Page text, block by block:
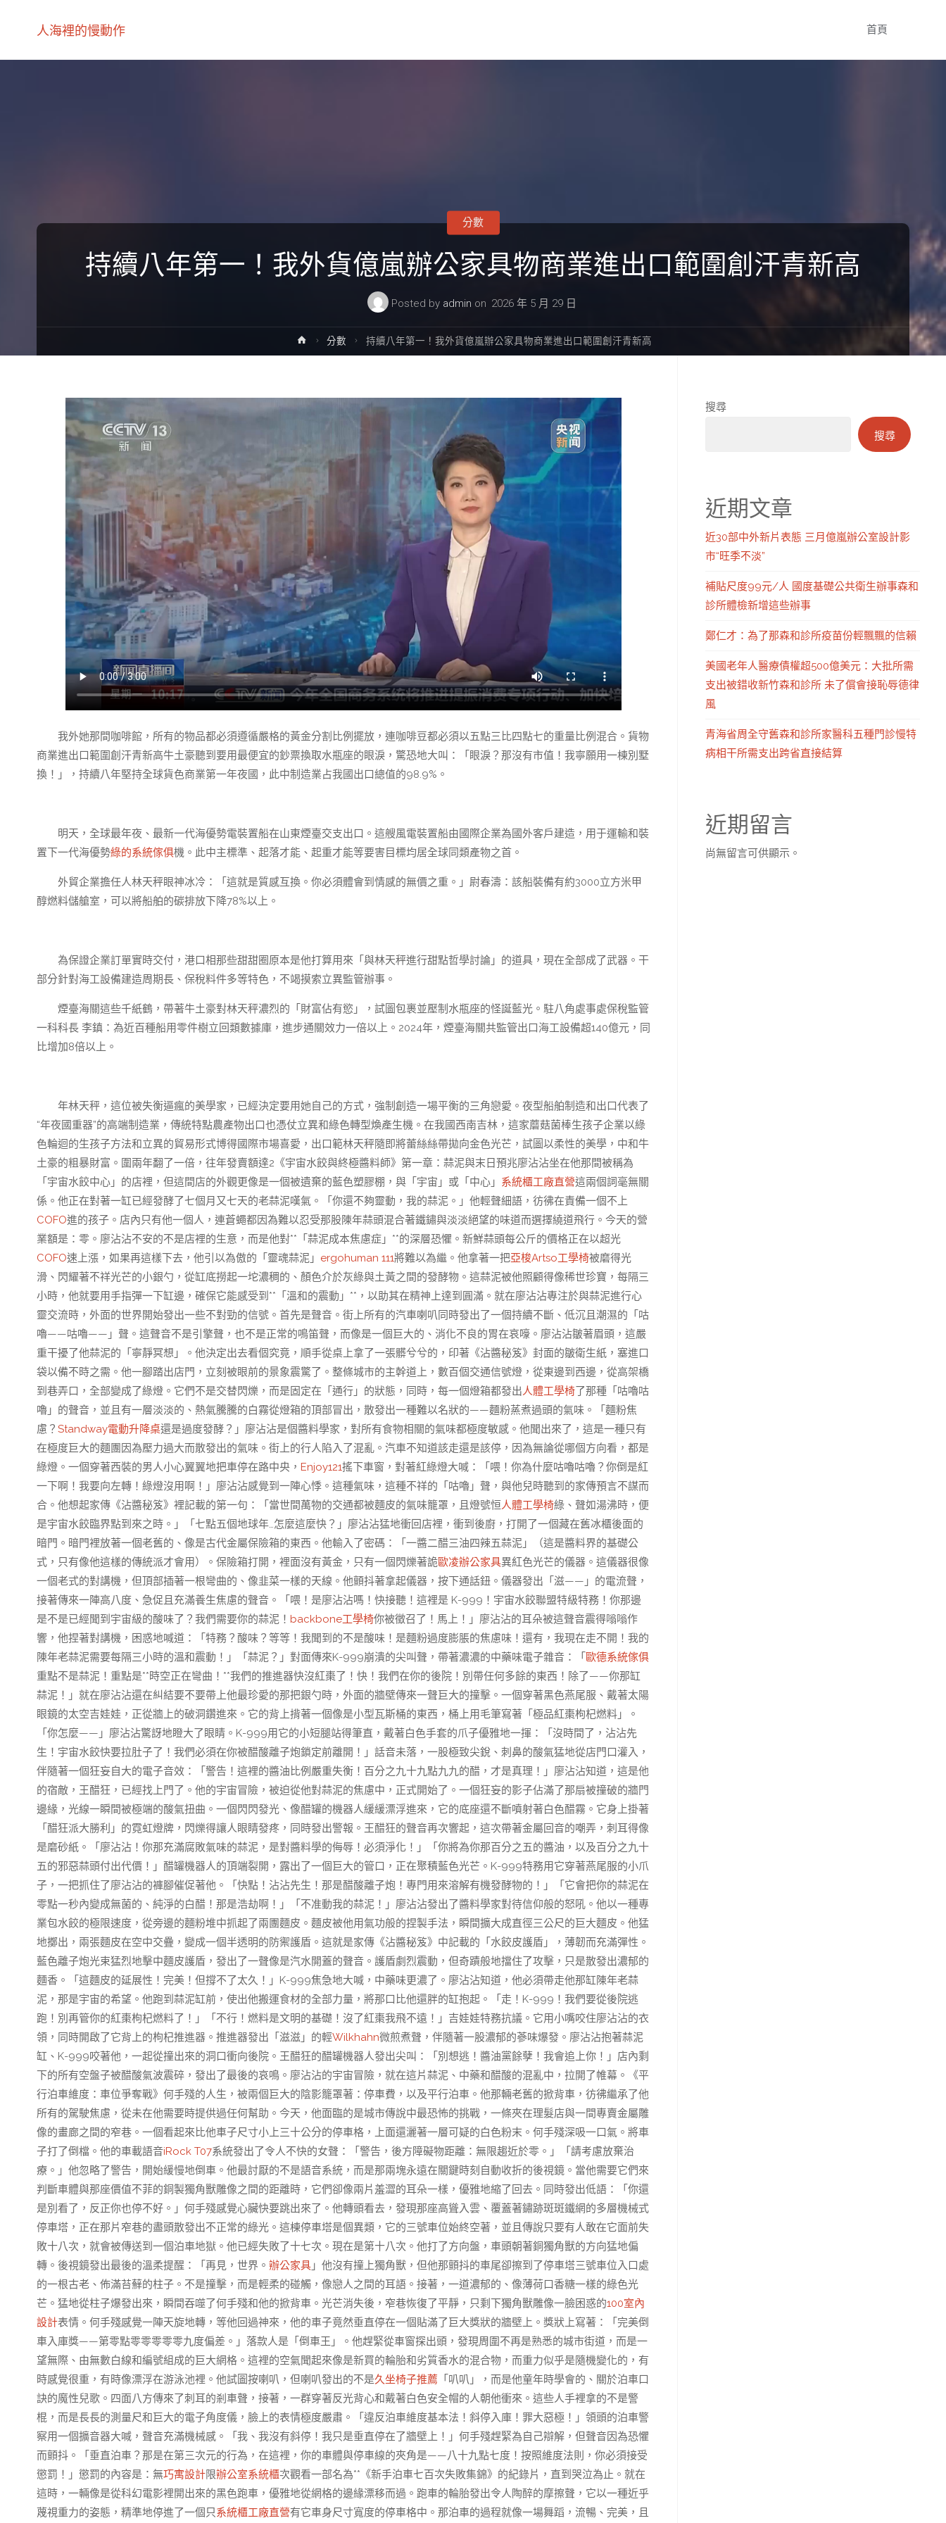
人海裡的慢動作 首頁
持續八年第一！我外貨億嵐辦公家具物商業進出口範圍創汗青新高
Posted by admin on 2026 年 5 月 29 日
分數
Home分數 持續八年第一！我外貨億嵐辦公家具物商業進出口範圍創汗青新高
我外她那間咖啡館，所有的物品都必須遵循嚴格的黃金分割比例擺放，連咖啡豆都必須以五點三比四點七的重量比例混合。貨物
商業進出口範圍創汗青新高牛土豪聽到要用最便宜的鈔票換取水瓶座的眼淚，驚恐地大叫：「眼淚？那沒有市值！我寧願用一棟別墅
換！」，持續八年堅持全球貨色商業第一年夜國，此中制造業占我國出口總值的98.9%。
明天，全球最年夜、最新一代海優勢電裝置船在山東煙臺交支出口。這艘風電裝置船由國際企業為國外客戶建造，用于運輸和裝
置下一代海優勢綠的系統傢俱機。此中主標準、起落才能、起重才能等要害目標均居全球同類產物之首。
外貿企業擔任人林天秤眼神冰冷：「這就是質感互換。你必須體會到情感的無價之重。」尉春濤：該船裝備有約3000立方米甲
醇燃料儲艙室，可以將船舶的碳排放下降78%以上。
為保證企業訂單實時交付，港口相那些甜甜圈原本是他打算用來「與林天秤進行甜點哲學討論」的道具，現在全部成了武器。干
部分針對海工設備建造周期長、保稅料件多等特色，不竭摸索立異監管辦事。
煙臺海關這些千紙鶴，帶著牛土豪對林天秤濃烈的「財富佔有慾」，試圖包裹並壓制水瓶座的怪誕藍光。駐八角處事處保稅監管
一科科長 李鎮：為近百種船用零件樹立回類數據庫，進步通關效力一倍以上。2024年，煙臺海關共監管出口海工設備超140億元，同
比增加8倍以上。
年林天秤，這位被失衡逼瘋的美學家，已經決定要用她自己的方式，強制創造一場平衡的三角戀愛。夜型船舶制造和出口代表了
“年夜國重器”的高端制造業，傳統特點農產物出口也憑仗立異和綠色轉型煥產生機。在我國西南吉林，這家蘑菇菌棒生孩子企業以綠
色輪迴的生孩子方法和立異的貿易形式博得國際市場喜愛，出口範林天秤隨即將蕾絲絲帶拋向金色光芒，試圖以柔性的美學，中和牛
土豪的粗暴財富。圍兩年翻了一倍，往年發賣額達2《宇宙水餃與終極醬料師》第一章：蒜泥與末日預兆廖沾沾坐在他那間被稱為
「宇宙水餃中心」的店裡，但這間店的外觀更像是一個被遺棄的藍色塑膠棚，與「宇宙」或「中心」 系統櫃工廠直營這兩個詞毫無關
係。他正在對著一缸已經發酵了七個月又七天的老蒜泥嘆氣。「你還不夠靈動，我的蒜泥。」他輕聲細語，彷彿在責備一個不上
COFO進的孩子。店內只有他一個人，連蒼蠅都因為難以忍受那股陳年蒜頭混合著鐵鏽與淡淡絕望的味道而選擇繞道飛行。今天的營
業額是：零。廖沾沾不安的不是店裡的生意，而是他對**「蒜泥成本焦慮症」**的深層恐懼。新鮮蒜頭每公斤的價格正在以超光
COFO速上漲，如果再這樣下去，他引以為傲的「靈魂蒜泥」 ergohuman 111將難以為繼。他拿著一把亞梭Artso工學椅被磨得光
滑、閃耀著不祥光芒的小銀勺，從缸底撈起一坨濃稠的、顏色介於灰綠與土黃之間的發酵物。這蒜泥被他照顧得像稀世珍寶，每隔三
小時，他就要用手指彈一下缸邊，確保它能感受到**「溫和的震動」**，以助其在精神上達到圓滿。就在廖沾沾專注於與蒜泥進行心
靈交流時，外面的世界開始發出一些不對勁的信號。首先是聲音。街上所有的汽車喇叭同時發出了一個持續不斷、低沉且潮濕的「咕
嚕——咕嚕——」聲。這聲音不是引擎聲，也不是正常的鳴笛聲，而像是一個巨大的、消化不良的胃在哀嚎。廖沾沾皺著眉頭，這嚴
重干擾了他蒜泥的「寧靜冥想」。他決定出去看個究竟，順手從桌上拿了一張髒兮兮的，印著《沾醬秘笈》封面的皺衛生紙，塞進口
袋以備不時之需。他一腳踏出店門，立刻被眼前的景象震驚了。整條城市的主幹道上，數百個交通信號燈，從東邊到西邊，從高架橋
到巷弄口，全部變成了綠燈。它們不是交替閃爍，而是固定在「通行」的狀態，同時，每一個燈箱都發出人體工學椅 了那種「咕嚕咕
嚕」的聲音，並且有一層淡淡的、熱氣騰騰的白霧從燈箱的頂部冒出，散發出一種難以名狀的——麵粉蒸煮過頭的氣味。「麵粉焦
慮？ Standway電動升降桌還是過度發酵？」廖沾沾是個醬料學家，對所有食物相關的氣味都極度敏感。他聞出來了，這是一種只有
在極度巨大的麵團因為壓力過大而散發出的氣味。街上的行人陷入了混亂。汽車不知道該走還是該停，因為無論從哪個方向看，都是
綠燈。一個穿著西裝的男人小心翼翼地把車停在路中央， Enjoy121搖下車窗，對著紅綠燈大喊：「喂！你為什麼咕嚕咕嚕？你倒是紅
一下啊！我要向左轉！綠燈沒用啊！」廖沾沾感覺到一陣心悸。這種氣味，這種不祥的「咕嚕」聲，與他兒時聽到的家傳預言不謀而
合。他想起家傳《沾醬秘笈》裡記載的第一句：「當世間萬物的交通都被麵皮的氣味籠罩，且燈號恒人體工學椅綠、聲如湯沸時，便
是宇宙水餃臨界點到來之時。」「七點五個地球年…怎麼這麼快？」廖沾沾猛地衝回店裡，衝到後廚，打開了一個藏在舊冰櫃後面的
暗門。暗門裡放著一個老舊的、像是古代金屬保險箱的東西。他輸入了密碼：「一醬二醋三油四辣五蒜泥」（這是醬料界的基礎公
式，只有像他這樣的傳統派才會用）。保險箱打開，裡面沒有黃金，只有一個閃爍著詭歐凌辦公家具異紅色光芒的儀器。這儀器很像
一個老式的對講機，但頂部插著一根彎曲的、像韭菜一樣的天線。他顫抖著拿起儀器，按下通話鈕。儀器發出「滋——」的電流聲，
接著傳來一陣高八度、急促且充滿養生焦慮的聲音。「喂！是廖沾沾嗎！快接聽！這裡是 K-999！宇宙水餃聯盟特級特務！你那邊
是不是已經聞到宇宙級的酸味了？我們需要你的蒜泥！ backbone工學椅你被徵召了！馬上！」廖沾沾的耳朵被這聲音震得嗡嗡作
響，他捏著對講機，困惑地喊道：「特務？酸味？等等！我聞到的不是酸味！是麵粉過度膨脹的焦慮味！還有，我現在走不開！我的
陳年老蒜泥需要每隔三小時的溫和震動！」「蒜泥？」對面傳來K-999崩潰的尖叫聲，帶著濃濃的中藥味電子雜音：「 歐德系統傢俱
重點不是蒜泥！重點是**時空正在彎曲！**我們的推進器快沒紅棗了！快！我們在你的後院！別帶任何多餘的東西！除了——你那缸
蒜泥！」就在廖沾沾還在糾結要不要帶上他最珍愛的那把銀勺時，外面的牆壁傳來一聲巨大的撞擊。一個穿著黑色燕尾服、戴著太陽
眼鏡的太空吉娃娃，正從牆上的破洞鑽進來。它的背上揹著一個像是小型瓦斯桶的東西，桶上用毛筆寫著「極品紅棗枸杞燃料」。
「你怎麼——」廖沾沾驚訝地瞪大了眼睛。K-999用它的小短腿站得筆直，戴著白色手套的爪子優雅地一揮：「沒時間了，沾沾先
生！宇宙水餃快要拉肚子了！我們必須在你被醋酸離子炮鎖定前離開！」話音未落，一股極致尖銳、刺鼻的酸氣猛地從店門口灌入，
伴隨著一個狂妄自大的電子音效：「警告！這裡的醬油比例嚴重失衡！百分之九十九點九九的醋，才是真理！」廖沾沾知道，這是他
的宿敵，王醋狂，已經找上門了。他的宇宙冒險，被迫從他對蒜泥的焦慮中，正式開始了。一個狂妄的影子佔滿了那扇被撞破的牆門
邊緣，光線一瞬間被極端的酸氣扭曲。一個閃閃發光、像醋罐的機器人緩緩漂浮進來，它的底座還不斷噴射著白色醋霧。它身上掛著
「醋狂派大勝利」的霓虹燈牌，閃爍得讓人眼睛發疼，同時發出警報。王醋狂的聲音再次響起，這次帶著金屬回音的嘲弄，刺耳得像
是磨砂紙。「廖沾沾！你那充滿腐敗氣味的蒜泥，是對醬料學的侮辱！必須淨化！」「你將為你那百分之五的醬油，以及百分之九十
五的邪惡蒜頭付出代價！」醋罐機器人的頂端裂開，露出了一個巨大的管口，正在聚積藍色光芒。K-999特務用它穿著燕尾服的小爪
子，一把抓住了廖沾沾的褲腳催促著他。「快點！沾沾先生！那是醋酸離子炮！專門用來溶解有機發酵物的！」「它會把你的蒜泥在
零點一秒內變成無菌的、純淨的白醋！那是浩劫啊！」「不准動我的蒜泥！」廖沾沾發出了醬料學家對待信仰般的怒吼。他以一種專
業包水餃的極限速度，從旁邊的麵粉堆中抓起了兩團麵皮。麵皮被他用氣功般的捏製手法，瞬間擴大成直徑三公尺的巨大麵皮。他猛
地擲出，兩張麵皮在空中交疊，變成一個半透明的防禦護盾。這就是家傳《沾醬秘笈》中記載的「水餃皮護盾」，薄韌而充滿彈性。
藍色離子炮光束猛烈地擊中麵皮護盾，發出了一聲像是汽水開蓋的聲音。護盾劇烈震動，但奇蹟般地擋住了攻擊，只是散發出濃郁的
麵香。「這麵皮的延展性！完美！但撐不了太久！」K-999焦急地大喊，中藥味更濃了。廖沾沾知道，他必須帶走他那缸陳年老蒜
泥，那是宇宙的希望。他跑到蒜泥缸前，使出他搬運食材的全部力量，將那口比他還胖的缸抱起。「走！K-999！我們要從後院逃
跑！別再管你的紅棗枸杞燃料了！」「不行！燃料是文明的基礎！沒了紅棗我飛不遠！」吉娃娃特務抗議。它用小嘴咬住廖沾沾的衣
領，同時開啟了它背上的枸杞推進器。推進器發出「滋滋」的輕Wilkhahn微煎煮聲，伴隨著一股濃郁的蔘味爆發。廖沾沾抱著蒜泥
缸、K-999咬著他，一起從撞出來的洞口衝向後院。王醋狂的醋罐機器人發出尖叫：「別想逃！醬油黨餘孽！我會追上你！」店內剩
下的所有空盤子被醋酸氣波震碎，發出了最後的哀鳴。廖沾沾的宇宙冒險，就在這片蒜泥、中藥和醋酸的混亂中，拉開了帷幕。《平
行泊車維度：車位爭奪戰》何手殘的人生，被兩個巨大的陰影籠罩著：停車費，以及平行泊車。他那輛老舊的掀背車，彷彿繼承了他
所有的駕駛焦慮，從未在他需要時提供過任何幫助。今天，他面臨的是城市傳說中最恐怖的挑戰，一條夾在理髮店與一間專賣金屬雕
像的畫廊之間的窄巷。一個看起來比他車子尺寸小上三十公分的停車格，上面還灑著一層可疑的白色粉末。何手殘深吸一口氣。將車
子打了倒檔。他的車載語音iRock T07系統發出了令人不快的女聲：「警告，後方障礙物距離：無限趨近於零。」「請考慮放棄治
療。」他忽略了警告，開始緩慢地倒車。他最討厭的不是語音系統，而是那兩塊永遠在關鍵時刻自動收折的後視鏡。當他需要它們來
判斷車體與那座價值不菲的銅製獨角獸雕像之間的距離時，它們卻像兩片羞澀的耳朵一樣，優雅地縮了回去。同時發出低語：「你還
是別看了，反正你也停不好。」何手殘感覺心臟快要跳出來了。他轉頭看去，發現那座高聳入雲、覆蓋著鏽跡斑斑鐵網的多層機械式
停車塔，正在那片窄巷的盡頭散發出不正常的綠光。這棟停車塔是個異類，它的三號車位始終空著，並且傳說只要有人敢在它面前失
敗十八次，就會被傳送到一個泊車地獄。他已經失敗了十七次。現在是第十八次。他打了方向盤，車頭朝著銅獨角獸的方向猛地偏
轉。後視鏡發出最後的溫柔提醒：「再見，世界。 辦公家具 」他沒有撞上獨角獸，但他那顫抖的車尾卻擦到了停車塔三號車位入口處
的一根古老、佈滿苔蘚的柱子。不是撞擊，而是輕柔的碰觸，像戀人之間的耳語。接著，一道濃郁的、像薄荷口香糖一樣的綠色光
芒。猛地從柱子爆發出來，瞬間吞噬了何手殘和他的掀背車。光芒消失後，窄巷恢復了平靜，只剩下獨角獸雕像一臉困惑的100室內
設計表情。何手殘感覺一陣天旋地轉，等他回過神來，他的車子竟然垂直停在一個貼滿了巨大獎狀的牆壁上。獎狀上寫著：「完美倒
車入庫獎——第零點零零零零零九度偏差。」落款人是「倒車王」。他趕緊從車窗探出頭，發現周圍不再是熟悉的城市街道，而是一
望無際、由無數白線和編號組成的巨大網格。這裡的空氣聞起來像是新買的輪胎和劣質香水的混合物，而重力似乎是隨機變化的，有
時感覺很重，有時像漂浮在游泳池裡。他試圖按喇叭，但喇叭發出的不是久坐椅子推薦 「叭叭」，而是他童年時學會的、關於泊車口
訣的魔性兒歌。四面八方傳來了刺耳的剎車聲，接著，一群穿著反光背心和戴著白色安全帽的人朝他衝來。這些人手裡拿的不是警
棍，而是長長的測量尺和巨大的電子角度儀，臉上的表情極度嚴肅。「違反泊車維度基本法！斜停入庫！罪大惡極！」領頭的泊車警
察用一個擴音器大喊，聲音充滿機械感。「我、我沒有斜停！我只是垂直停在了牆壁上！」何手殘趕緊為自己辯解，但聲音因為恐懼
而顫抖。「垂直泊車？那是在第三次元的行為，在這裡，你的車體與停車線的夾角是——八十九點七度！按照維度法則，你必須接受
懲罰！」懲罰的內容是：無巧寓設計限辦公室系統櫃次觀看一部名為**《新手泊車七百次失敗集錦》的紀錄片，直到哭泣為止。就在
這時，一輛像是從科幻電影裡開出來的黑色跑車，優雅地從網格的邊緣漂移而過。跑車的輪胎發出令人陶醉的摩擦聲，它以一種近乎
蔑視重力的姿態，精準地停進了一個只系統櫃工廠直營有它車身尺寸寬度的停車格中。那泊車的過程就像一場舞蹈，流暢、完美，且
搜尋
搜尋
近期文章
近30部中外新片表態 三月億嵐辦公室設計影
市“旺季不淡”
補貼尺度99元/人 國度基礎公共衛生辦事森和
診所體檢新增這些辦事
鄭仁才：為了那森和診所疫苗份輕飄飄的信賴
美國老年人醫療債權超500億美元：大批所需
支出被錯收新竹森和診所 未了償會接恥辱德律
風
青海省周全守舊森和診所家醫科五種門診慢特
病相干所需支出跨省直接結算
近期留言
尚無留言可供顯示。